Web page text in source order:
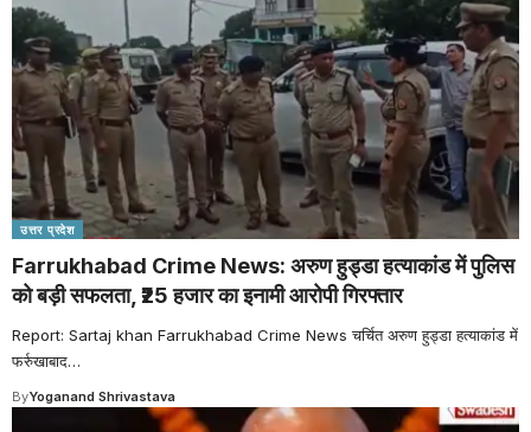
उत्तर प्रदेश
Farrukhabad Crime News: अरुण हुड्डा हत्याकांड में पुलिस
को बड़ी सफलता, ₹25 हजार का इनामी आरोपी गिरफ्तार
Report: Sartaj khan Farrukhabad Crime News चर्चित अरुण हुड्डा हत्याकांड में
फर्रुखाबाद…
ByYoganand Shrivastava